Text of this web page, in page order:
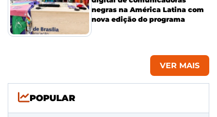
negras na América Latina com
nova edição do programa
VER MAIS
POPULAR